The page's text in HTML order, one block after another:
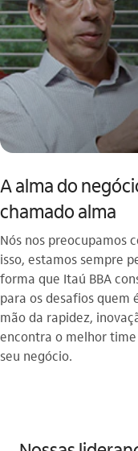
A alma do
chamado alma
Nós nos preocupamos
isso, estamos sempre
forma que Itaú BBA
para os desafios quem
mão da rapidez,
encontra o melhor
seu negócio.